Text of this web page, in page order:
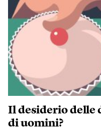
Il desiderio delle
di uomini?